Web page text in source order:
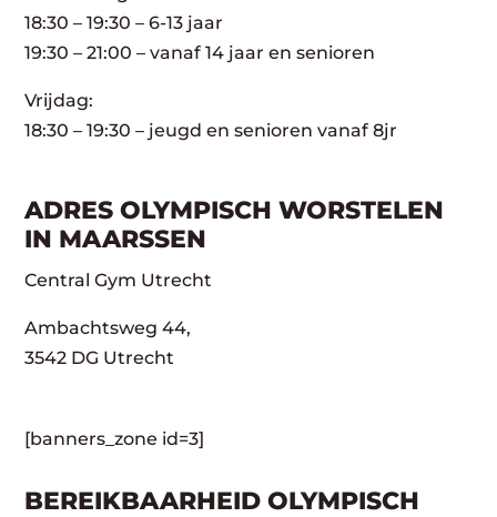
18:30 – 19:30 – 6-13 jaar
19:30 – 21:00 – vanaf 14 jaar en senioren
Vrijdag:
18:30 – 19:30 – jeugd en senioren vanaf 8jr
ADRES OLYMPISCH WORSTELEN
IN MAARSSEN
Central Gym Utrecht
Ambachtsweg 44,
3542 DG Utrecht
[banners_zone id=3]
BEREIKBAARHEID OLYMPISCH